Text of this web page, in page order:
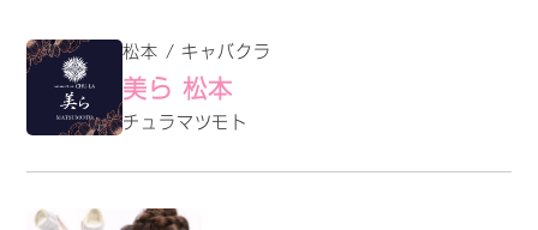
松本 / キャバクラ
美ら 松本
チュラマツモト